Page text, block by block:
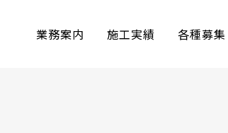
業務案内 施工実績 各種募集